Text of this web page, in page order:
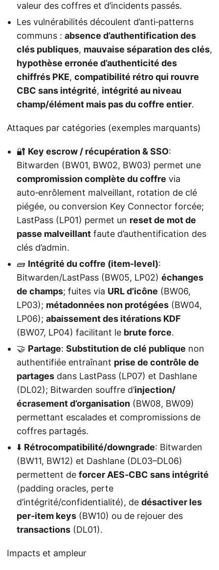
valeur des coffres et d’incidents passés.
Les vulnérabilités découlent d’anti‑patterns
communs : absence d’authentification des
clés publiques, mauvaise séparation des clés,
hypothèse erronée d’authenticité des
chiffrés PKE, compatibilité rétro qui rouvre
CBC sans intégrité, intégrité au niveau
champ/élément mais pas du coffre entier.
Attaques par catégories (exemples marquants)
🔐 Key escrow / récupération & SSO:
Bitwarden (BW01, BW02, BW03) permet une
compromission complète du coffre via
auto‑enrôlement malveillant, rotation de clé
piégée, ou conversion Key Connector forcée;
LastPass (LP01) permet un reset de mot de
passe malveillant faute d’authentification des
clés d’admin.
🧱 Intégrité du coffre (item-level):
Bitwarden/LastPass (BW05, LP02) échanges
de champs; fuites via URL d’icône (BW06,
LP03); métadonnées non protégées (BW04,
LP06); abaissement des itérations KDF
(BW07, LP04) facilitant le brute force.
🤝 Partage: Substitution de clé publique non
authentifiée entraînant prise de contrôle de
partages dans LastPass (LP07) et Dashlane
(DL02); Bitwarden souffre d’injection/
écrasement d’organisation (BW08, BW09)
permettant escalades et compromissions de
coffres partagés.
⬇️ Rétrocompatibilité/downgrade: Bitwarden
(BW11, BW12) et Dashlane (DL03–DL06)
permettent de forcer AES‑CBC sans intégrité
(padding oracles, perte
d’intégrité/confidentialité), de désactiver les
per‑item keys (BW10) ou de rejouer des
transactions (DL01).
Impacts et ampleur